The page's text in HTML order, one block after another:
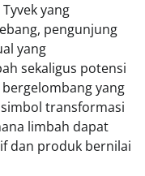
yang
pengunjung
yang
sekaligus potensi
yang
transformasi
limbah dapat
dan produk bernilai